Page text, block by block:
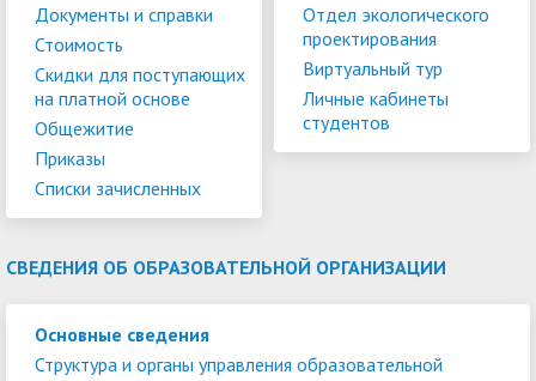
Документы и справки
Стоимость
Скидки для поступающих
на платной основе
Общежитие
Приказы
Списки зачисленных
Отдел экологического
проектирования
Виртуальный тур
Личные кабинеты
студентов
СВЕДЕНИЯ ОБ ОБРАЗОВАТЕЛЬНОЙ ОРГАНИЗАЦИИ
Основные сведения
Структура и органы управления образовательной